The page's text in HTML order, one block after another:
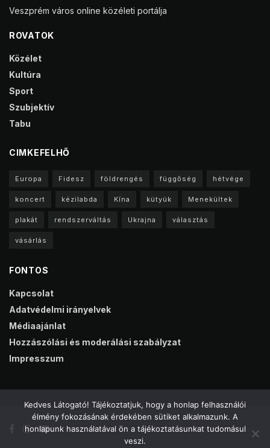
Veszprém város online közéleti portálja
ROVATOK
Közélet
Kultúra
Sport
Szubjektív
Tabu
CIMKEFELHŐ
Europa Fidesz földrengés függőség hétvége
koncert kézilabda Kína kütyük Menekültek
plakát rendszerváltás Ukrajna választás
vásárlás
FONTOS
Kapcsolat
Adatvédelmi irányelvek
Médiaajánlat
Hozzászólási és moderálási szabályzat
Impresszum
Kedves Látogató! Tájékoztatjuk, hogy a honlap felhasználói
élmény fokozásának érdekében sütiket alkalmazunk. A
honlapunk használatával ön a tájékoztatásunkat tudomásul
veszi.